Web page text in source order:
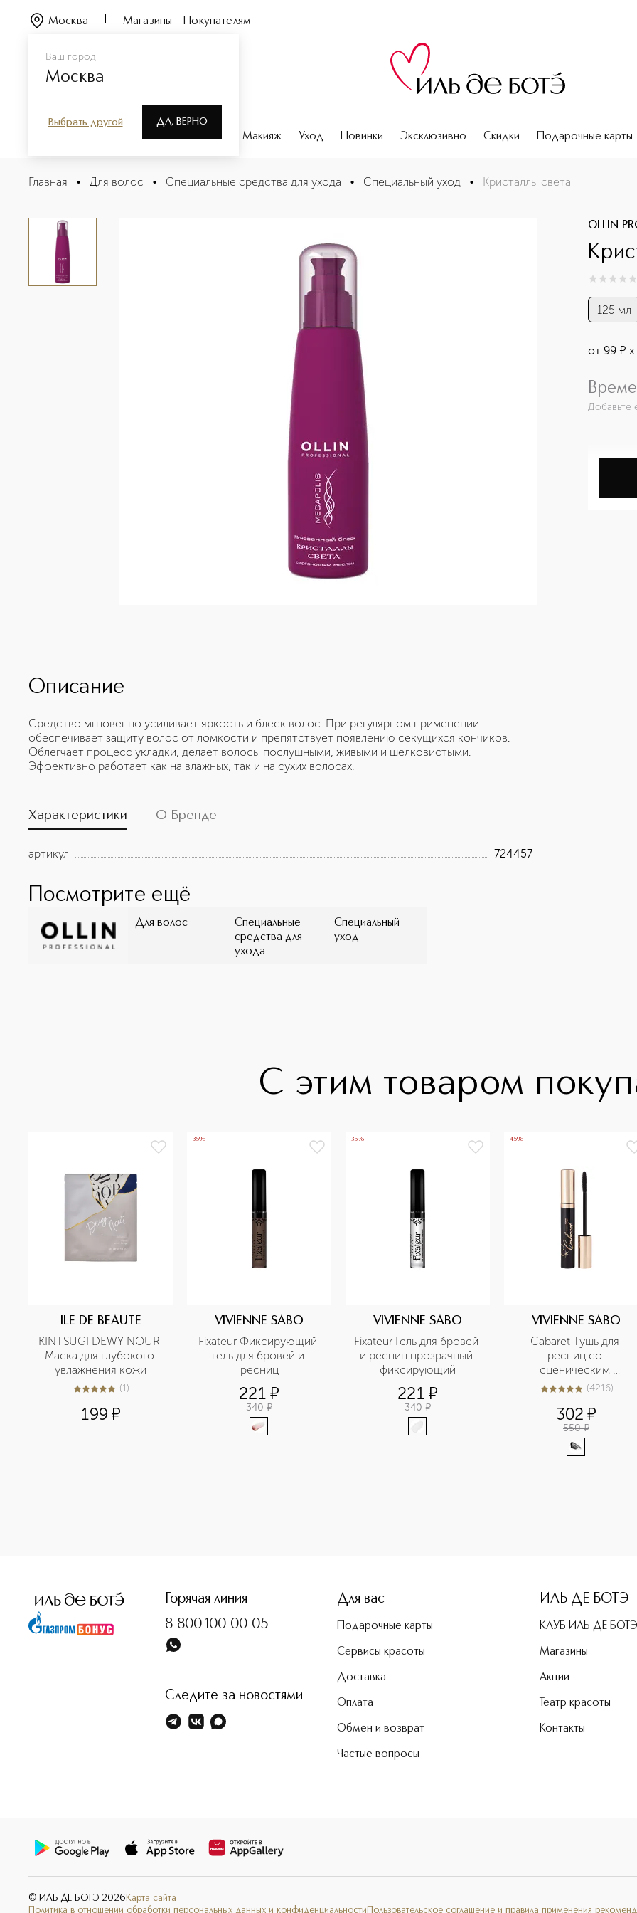
Ваш город
Москва
Выбрать другой ДА, ВЕРНО
Москва Магазины Покупателям
Парфюмерия Макияж Уход Новинки Эксклюзивно Скидки Подарочные карты
Кристаллы света
Главная • Для волос • Специальные средства для ухода • Специальный уход • Кристаллы света
OLLIN
0из 0
125 мл
от 99 ¤
Добавьте
Описание
Средство мгновенно усиливает яркость и блеск волос. При регулярном применении
обеспечивает защиту волос от ломкости и препятствует появлению секущихся кончиков.
Облегчает процесс укладки, делает волосы послушными, живыми и шелковистыми.
Эффективно работает как на влажных, так и на сухих волосах.
Характеристики О Бренде
артикул 724457
Посмотрите ещё
Для волос
Специальные
средства для
ухода
Специальный
уход
С этим товаром
ILE DE BEAUTE
KINTSUGI DEWY NOUR
Маска для глубокого
увлажнения кожи
5из 51 (1)
199 ¤
-35%
VIVIENNE SABO
Fixateur Фиксирующий
гель для бровей и
ресниц
221 ¤
340 ¤
-35%
VIVIENNE SABO
Fixateur Гель для бровей
и ресниц прозрачный
фиксирующий
221 ¤
340 ¤
-45%
VIVIENNE SABO
Сabaret Тушь для
ресниц со
сценическим
эффектом
5из 54216 (4216)
302 ¤
550 ¤
Горячая линия
8-800-100-00-05
Следите за новостями
Для вас
Подарочные карты
Сервисы красоты
Доставка
Оплата
Обмен и возврат
Частые вопросы
ИЛЬ ДЕ БОТЭ
КЛУБ ИЛЬ ДЕ БОТЭ
Магазины
Акции
Театр красоты
Контакты
© ИЛЬ ДЕ БОТЭ 2026 Карта сайта
Политика в отношении обработки персональных данных и конфиденциальности Пользовательское соглашение и правила применения